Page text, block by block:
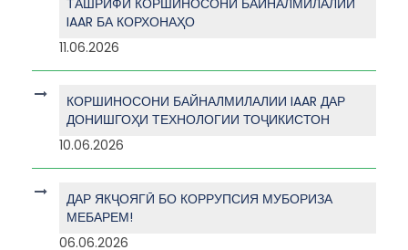
ТАШРИФИ КОРШИНОСОНИ БАЙНАЛМИЛАЛИИ
IAAR БА КОРХОНАҲО
11.06.2026
КОРШИНОСОНИ БАЙНАЛМИЛАЛИИ IAAR ДАР
ДОНИШГОҲИ ТЕХНОЛОГИИ ТОҶИКИСТОН
10.06.2026
ДАР ЯКҶОЯГӢ БО КОРРУПСИЯ МУБОРИЗА
МЕБАРЕМ!
06.06.2026